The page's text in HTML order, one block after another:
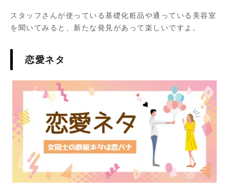
スタッフさんが使っている基礎化粧品や通っている美容室
を聞いてみると、新たな発見があって楽しいですよ。
恋愛ネタ